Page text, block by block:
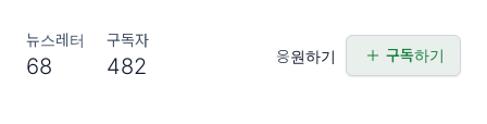
뉴스레터
68
구독자
482 응원하기 구독하기